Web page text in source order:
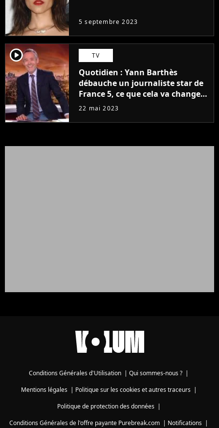
5 septembre 2023
player2 TV
Quotidien : Yann Barthès
débauche un journaliste star de
France 5, ce que cela va changer
à la rentrée
22 mai 2023
Conditions Générales d'Utilisation | Qui sommes-nous ? |
Mentions légales| Politique sur les cookies et autres traceurs|
Politique de protection des données|
Conditions Générales de l'offre payante Purebreak.com | Notifications |